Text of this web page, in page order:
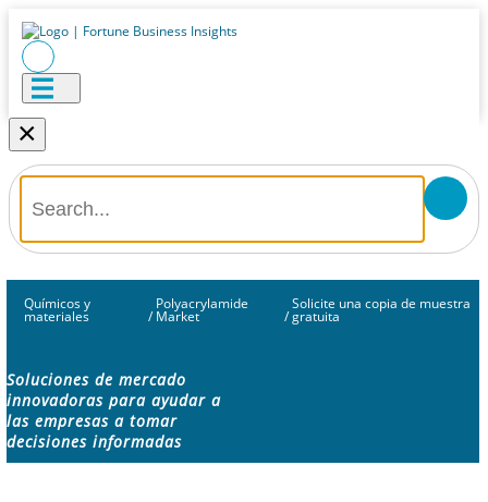
×
Químicos y
materiales /
Polyacrylamide
Market /
Solicite una copia de muestra
gratuita
Soluciones de mercado
innovadoras para ayudar a
las empresas a tomar
decisiones informadas